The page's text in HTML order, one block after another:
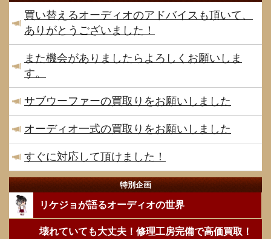
買い替えるオーディオのアドバイスも頂いて、
ありがとうございました！
また機会がありましたらよろしくお願いしま
す。
サブウーファーの買取りをお願いしました
オーディオ一式の買取りをお願いしました
すぐに対応して頂けました！
特別企画
リケジョが語るオーディオの世界
壊れていても大丈夫！修理工房完備で高価買取！